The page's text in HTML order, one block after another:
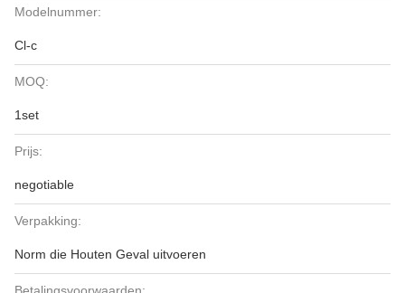
Modelnummer:
Cl-c
MOQ:
1set
Prijs:
negotiable
Verpakking:
Norm die Houten Geval uitvoeren